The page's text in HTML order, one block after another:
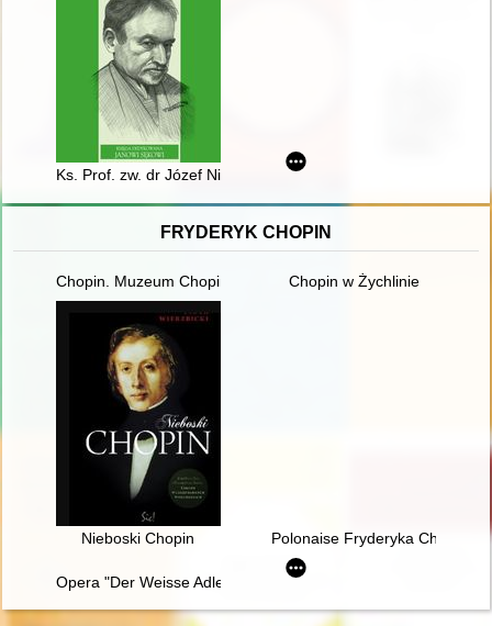
Ks. Prof. zw. dr Józef Niewiadomski : "sacerdos verissime
FRYDERYK CHOPIN
Chopin. Muzeum Chopina. Chopin Museum
Chopin w Żychlinie
Nieboski Chopin Polonaise Fryderyka Chopina.
Opera "Der Weisse Adler" Raoula Madera jako przykład